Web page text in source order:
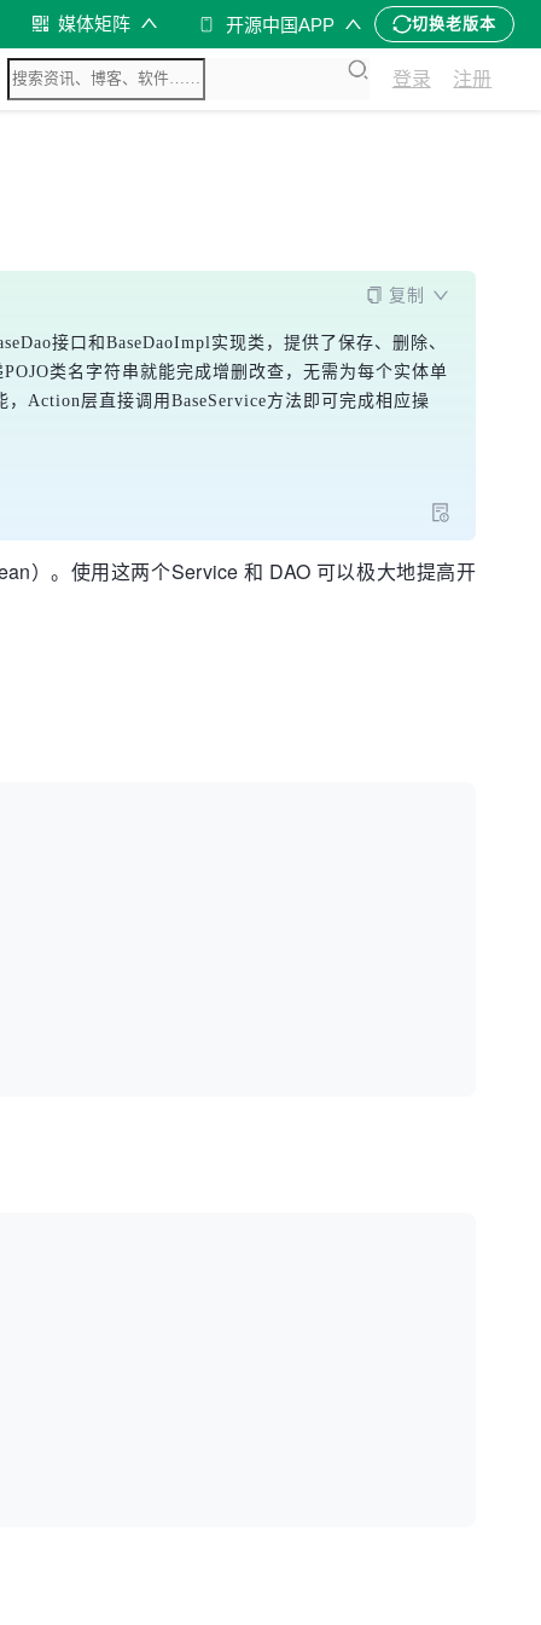
媒体矩阵 开源中国APP 切换老版本
登录 注册
复制
接口和BaseDaoImpl实现类，提供了保存、删除、
类名字符串就能完成增删改查，无需为每个实体单
Action层直接调用BaseService方法即可完成相应操
）。使用这两个Service 和 DAO 可以极大地提高开